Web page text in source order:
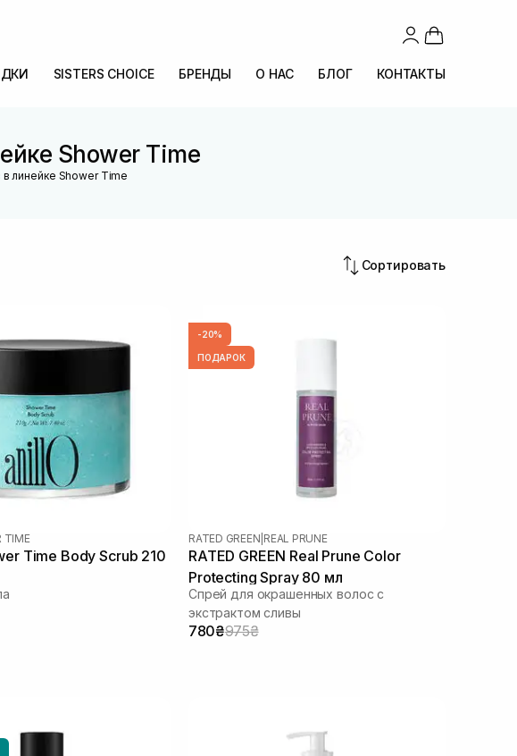
SISTERS CHOICE БРЕНДЫ О НАС БЛОГ КОНТАКТЫ
Shower Time
в линейке Shower Time
Сортировать
TIME
Time Body Scrub 210
-20%
ПОДАРОК
RATED GREEN REAL PRUNE
RATED GREEN Real Prune Color
Protecting Spray 80 мл
Спрей для окрашенных волос с
экстрактом сливы
780₴975₴